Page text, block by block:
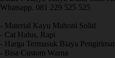
Whatsapp. 081 229 525 525
- Material Kayu Mahoni Solid
- Cat Halus, Rapi
- Harga Termasuk Biaya
- Bisa Custom Warna